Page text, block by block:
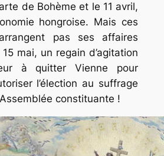
de Bohème et le 11 avril,
hongroise. Mais ces
pas ses affaires
mai, un regain d’agitation
à quitter Vienne pour
l’élection au suffrage
constituante !